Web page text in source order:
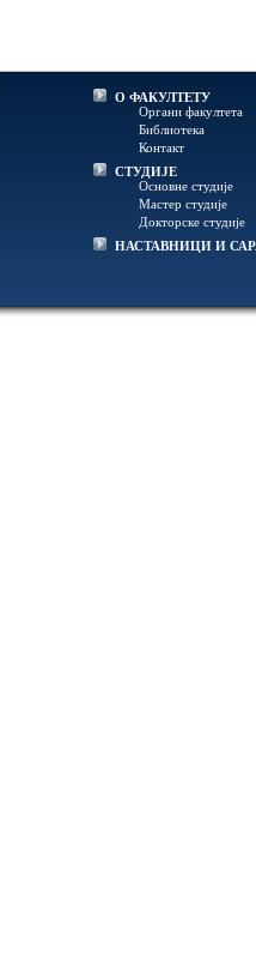
О ФАКУЛТЕТУ
Органи факултета
Библиотека
Контакт
СТУДИЈЕ
Основне студије
Мастер студије
Докторске студије
НАСТАВНИЦИ И